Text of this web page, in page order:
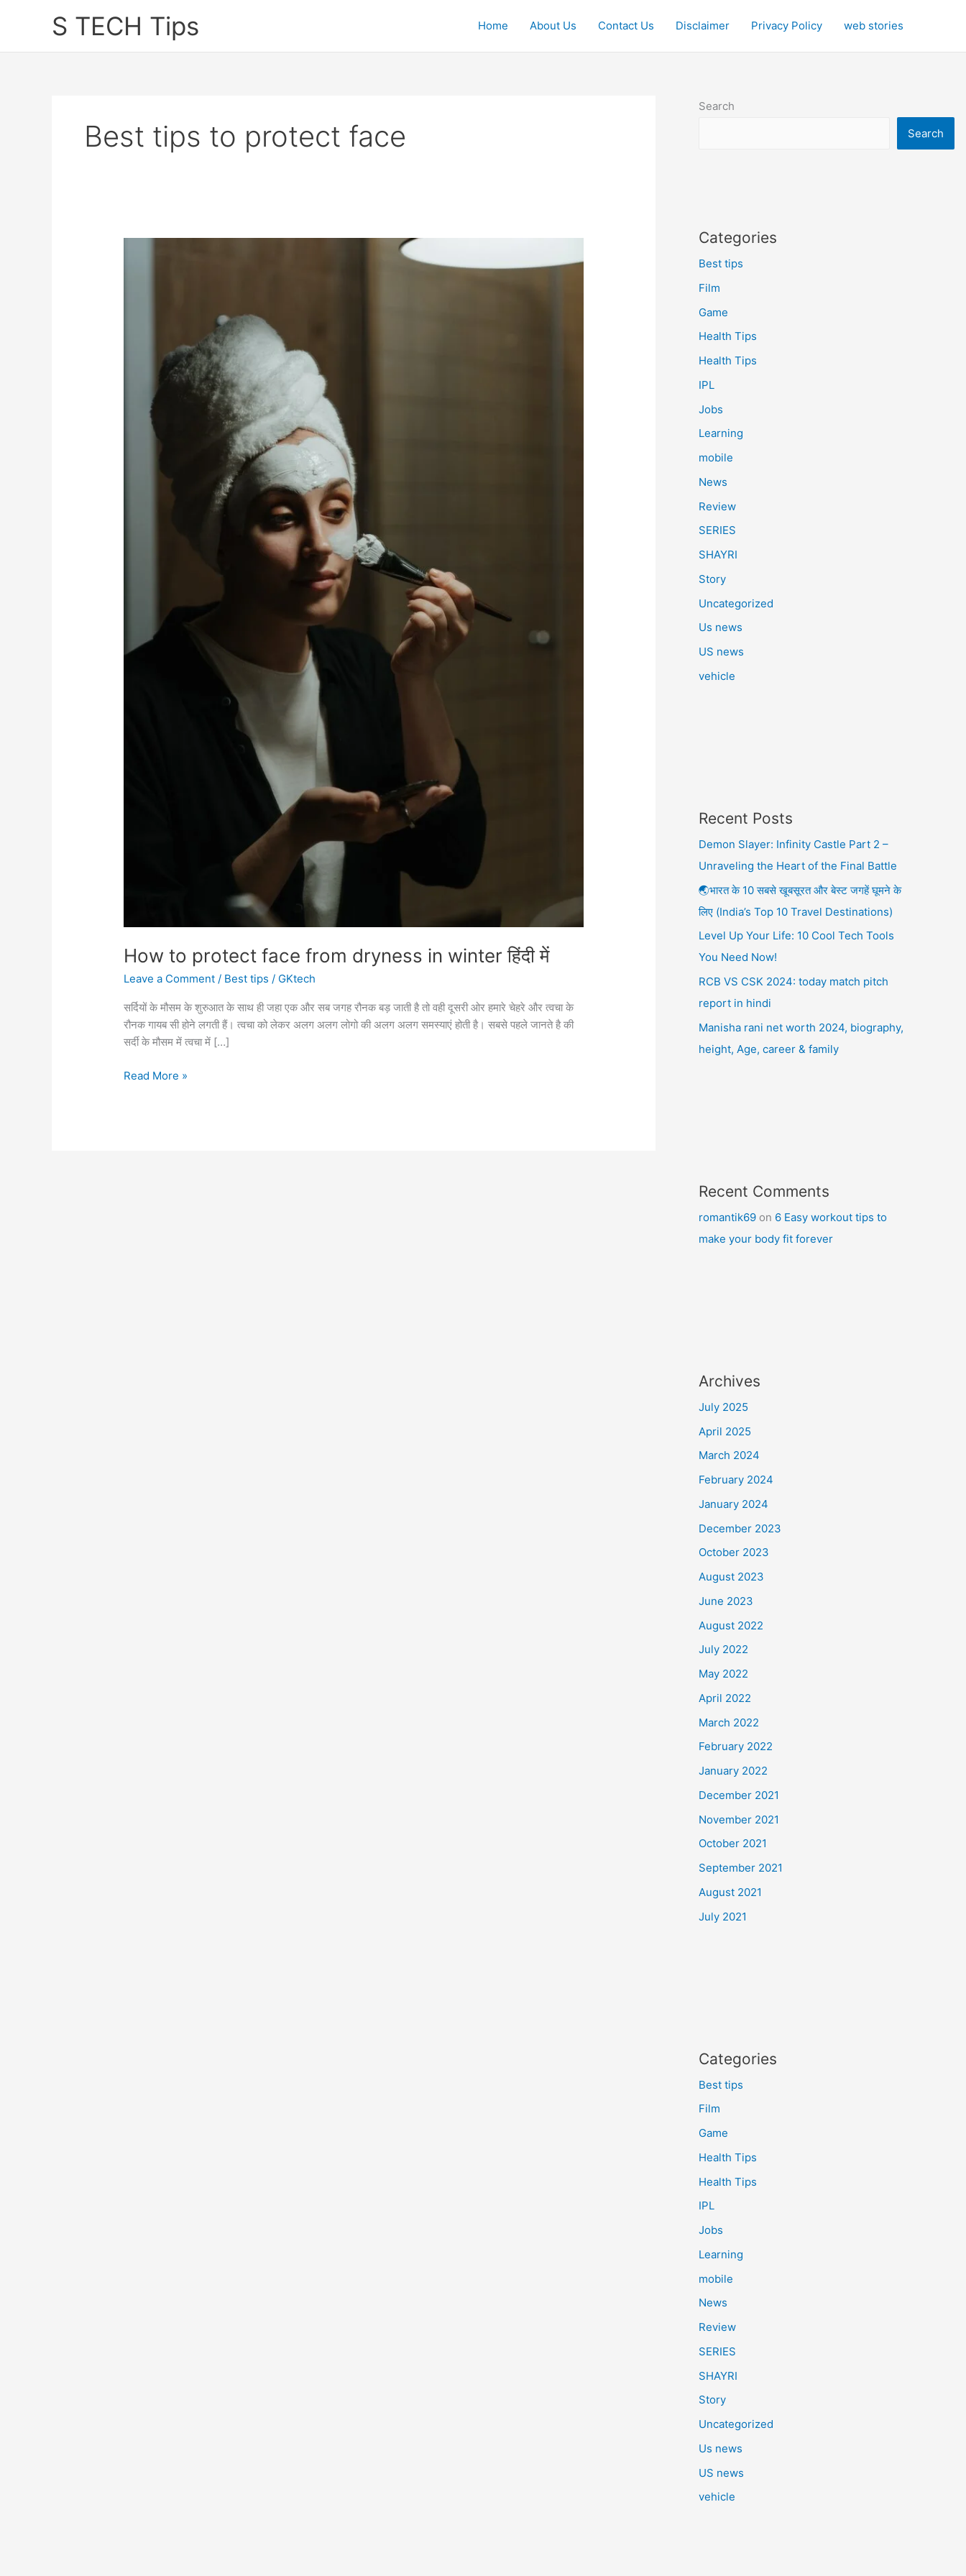
S TECH Tips Home About Us Contact Us Disclaimer Privacy Policy web stories
Best tips to protect face
How to protect face from dryness in winter हिंदी में
Leave a Comment / Best tips / GKtech
सर्दियों के मौसम के शुरुआत के साथ ही जहा एक और सब जगह रौनक बड़ जाती है तो वही दूसरी ओर हमारे चेहरे और त्वचा के
रौनक गायब सी होने लगती हैं। त्वचा को लेकर अलग अलग लोगो की अलग अलग समस्याएं होती है। सबसे पहले जानते है की
सर्दी के मौसम में त्वचा में […]
How
Read More »
Search
Search
Categories
Best tips
Film
Game
Health Tips
Health Tips
IPL
Jobs
Learning
mobile
News
Review
SERIES
SHAYRI
Story
Uncategorized
Us news
US news
vehicle
Recent Posts
Demon Slayer: Infinity Castle Part 2 –
Unraveling the Heart of the Final Battle
🌏भारत के 10 सबसे खूबसूरत और बेस्ट जगहें घूमने के
लिए (India’s Top 10 Travel Destinations)
Level Up Your Life: 10 Cool Tech Tools
You Need Now!
RCB VS CSK 2024: today match pitch
report in hindi
Manisha rani net worth 2024, biography,
height, Age, career & family
Recent Comments
romantik69 on 6 Easy workout tips to
make your body fit forever
Archives
July 2025
April 2025
March 2024
February 2024
January 2024
December 2023
October 2023
August 2023
June 2023
August 2022
July 2022
May 2022
April 2022
March 2022
February 2022
January 2022
December 2021
November 2021
October 2021
September 2021
August 2021
July 2021
Categories
Best tips
Film
Game
Health Tips
Health Tips
IPL
Jobs
Learning
mobile
News
Review
SERIES
SHAYRI
Story
Uncategorized
Us news
US news
vehicle